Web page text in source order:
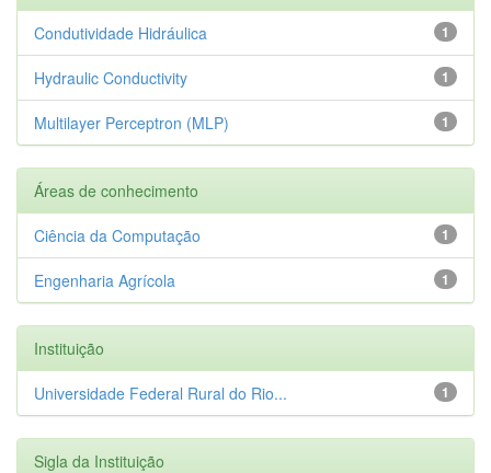
1
Condutividade Hidráulica
1
Hydraulic Conductivity
1
Multilayer Perceptron (MLP)
Áreas de conhecimento
1
Ciência da Computação
1
Engenharia Agrícola
Instituição
1
Universidade Federal Rural do Rio...
Sigla da Instituição